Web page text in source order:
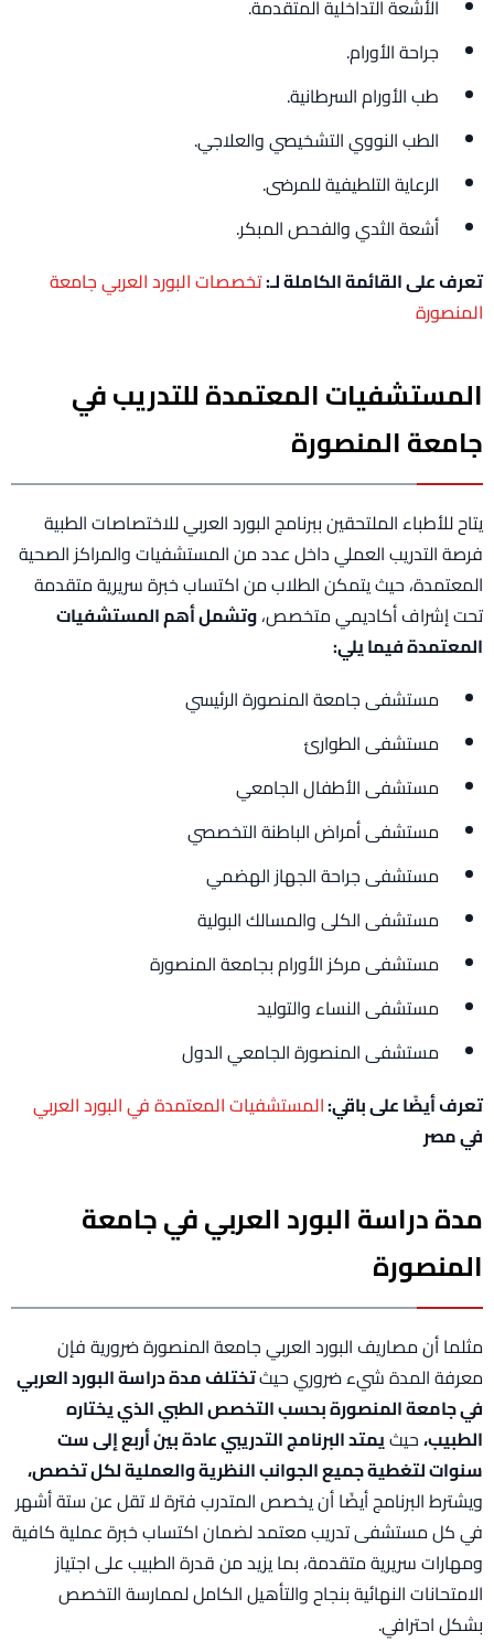
الأشعة التداخلية المتقدمة.
جراحة الأورام.
طب الأورام السرطانية.
الطب النووي التشخيصي والعلاجي.
الرعاية التلطيفية للمرضى.
أشعة الثدي والفحص المبكر.
تعرف على القائمة الكاملة لـ:تخصصات البورد العربي جامعة
المنصورة
المستشفيات المعتمدة للتدريب في
جامعة المنصورة
يتاح للأطباء الملتحقين ببرنامج البورد العربي للاختصاصات الطبية
فرصة التدريب العملي داخل عدد من المستشفيات والمراكز الصحية
المعتمدة، حيث يتمكن الطلاب من اكتساب خبرة سريرية متقدمة
تحت إشراف أكاديمي متخصص،وتشمل أهم المستشفيات
المعتمدة فيما يلي:
مستشفى جامعة المنصورة الرئيسي
مستشفى الطوارئ
مستشفى الأطفال الجامعي
مستشفى أمراض الباطنة التخصصي
مستشفى جراحة الجهاز الهضمي
مستشفى الكلى والمسالك البولية
مستشفى مركز الأورام بجامعة المنصورة
مستشفى النساء والتوليد
مستشفى المنصورة الجامعي الدول
تعرف أيضًا على باقي:المستشفيات المعتمدة في البورد العربي
في مصر
مدة دراسة البورد العربي في جامعة
المنصورة
مثلما أن مصاريف البورد العربي جامعة المنصورة ضرورية فإن
معرفة المدة شيء ضروري حيثتختلف مدة دراسة البورد العربي
في جامعة المنصورة بحسب التخصص الطبي الذي يختاره
الطبيب،حيثيمتد البرنامج التدريبي عادة بين أربع إلى ست
سنوات لتغطية جميع الجوانب النظرية والعملية لكل تخصص،
ويشترط البرنامج أيضًا أن يخصص المتدرب فترة لا تقل عن ستة أشهر
في كل مستشفى تدريب معتمد لضمان اكتساب خبرة عملية كافية
ومهارات سريرية متقدمة، بما يزيد من قدرة الطبيب على اجتياز
الامتحانات النهائية بنجاح والتأهيل الكامل لممارسة التخصص
بشكل احترافي.